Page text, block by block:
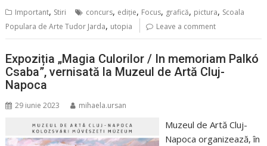
Important, Stiri concurs, ediţie, Focus, grafică, pictura, Scoala
Populara de Arte Tudor Jarda, utopia Leave a comment
Expoziția „Magia Culorilor / In memoriam Palkó
Csaba”, vernisată la Muzeul de Artă Cluj-
Napoca
29 iunie 2023 mihaela.ursan
Muzeul de Artă Cluj-
Napoca organizează, în